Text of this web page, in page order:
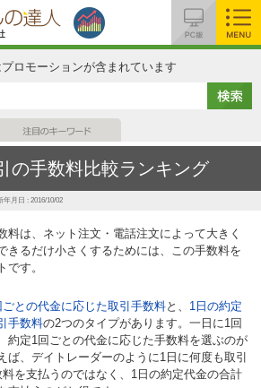
MENU
ロモーションが含まれています
注目のキーワード
の手数料比較ランキング
年月日 : 2016/10/02
料は、ネット注文・電話注文によって大きく
きるだけ小さくするためには、この手数料を
です。
ごとの代金に応じた取引手数料と、 1日の約定
手数料の2つのタイプがあります。一日に1回
約定1回ごとの代金に応じた手数料を選ぶのが
ば、デイトレーダーのように1日に何度も取引
を支払うのではなく、1日の約定代金の合計